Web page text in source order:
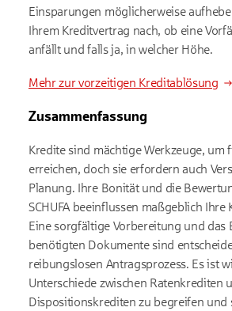
Einsparungen möglicherweise
Ihrem Kreditvertrag nach, ob eine
anfällt und falls ja, in welcher Höhe.
Mehr zur vorzeitigen Kreditablösung
Zusammenfassung
Kredite sind mächtige Werkzeuge, um
erreichen, doch sie erfordern auch
Planung. Ihre Bonität und die
SCHUFA beeinflussen maßgeblich Ihre
Eine sorgfältige Vorbereitung und das
benötigten Dokumente sind
reibungslosen Antragsprozess. Es ist
Unterschiede zwischen Ratenkrediten
Dispositionskrediten zu begreifen und